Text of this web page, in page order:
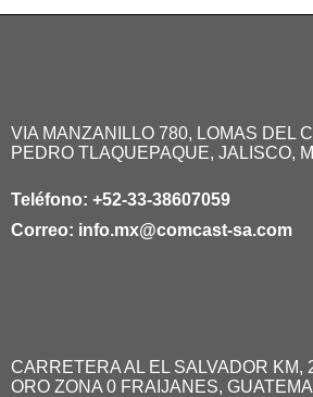
VIA MANZANILLO 780, LOMAS DEL
PEDRO TLAQUEPAQUE, JALISCO,
Teléfono: +52-33-38607059
Correo: info.mx@comcast-sa.com
CARRETERA AL EL SALVADOR KM,
ORO ZONA 0 FRAIJANES,